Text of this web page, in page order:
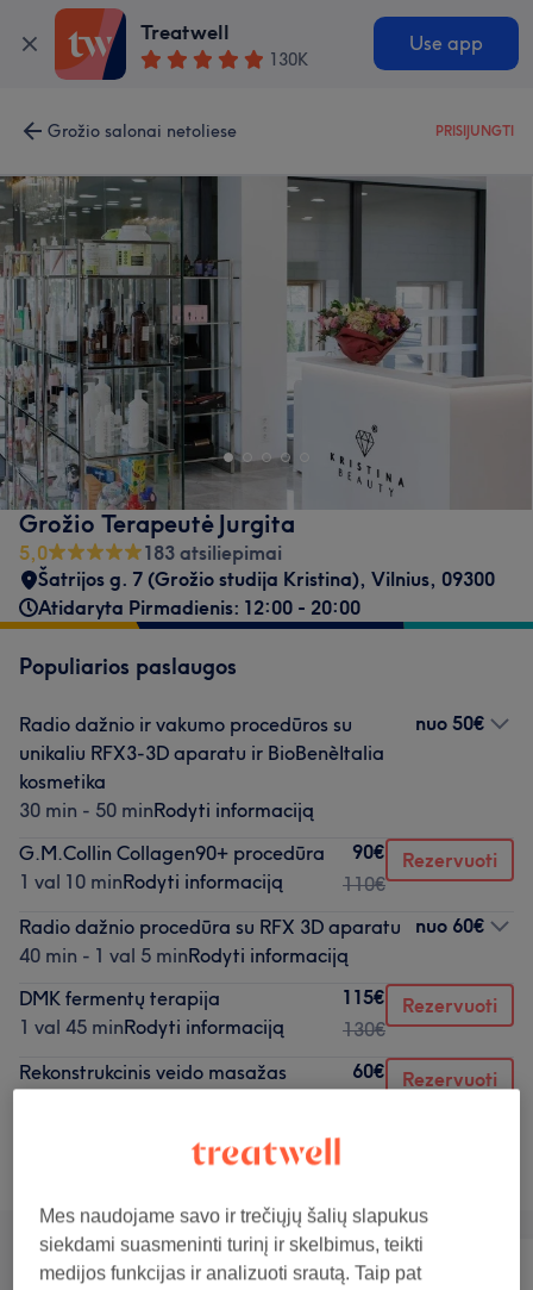
Treatwell
130K
Use app
Grožio salonai netoliese PRISIJUNGTI
Grožio Terapeutė Jurgita
5,0
183 atsiliepimai
Šatrijos g. 7 (Grožio studija Kristina), Vilnius, 09300
Atidaryta Pirmadienis: 12:00 - 20:00
Populiarios paslaugos
Radio dažnio ir vakumo procedūros su
unikaliu RFX3-3D aparatu ir BioBenèItalia
kosmetika
30 min - 50 minRodyti informaciją
nuo 50€
G.M.Collin Collagen90+ procedūra
1 val 10 minRodyti informaciją
90€
110€
Rezervuoti
Radio dažnio procedūra su RFX 3D aparatu
40 min - 1 val 5 minRodyti informaciją
nuo 60€
DMK fermentų terapija
1 val 45 minRodyti informaciją
115€
130€
Rezervuoti
Rekonstrukcinis veido masažas
60€ Rezervuoti
Teikiamos paslaugos
Mes naudojame savo ir trečiųjų šalių slapukus
siekdami suasmeninti turinį ir skelbimus, teikti
medijos funkcijas ir analizuoti srautą. Taip pat